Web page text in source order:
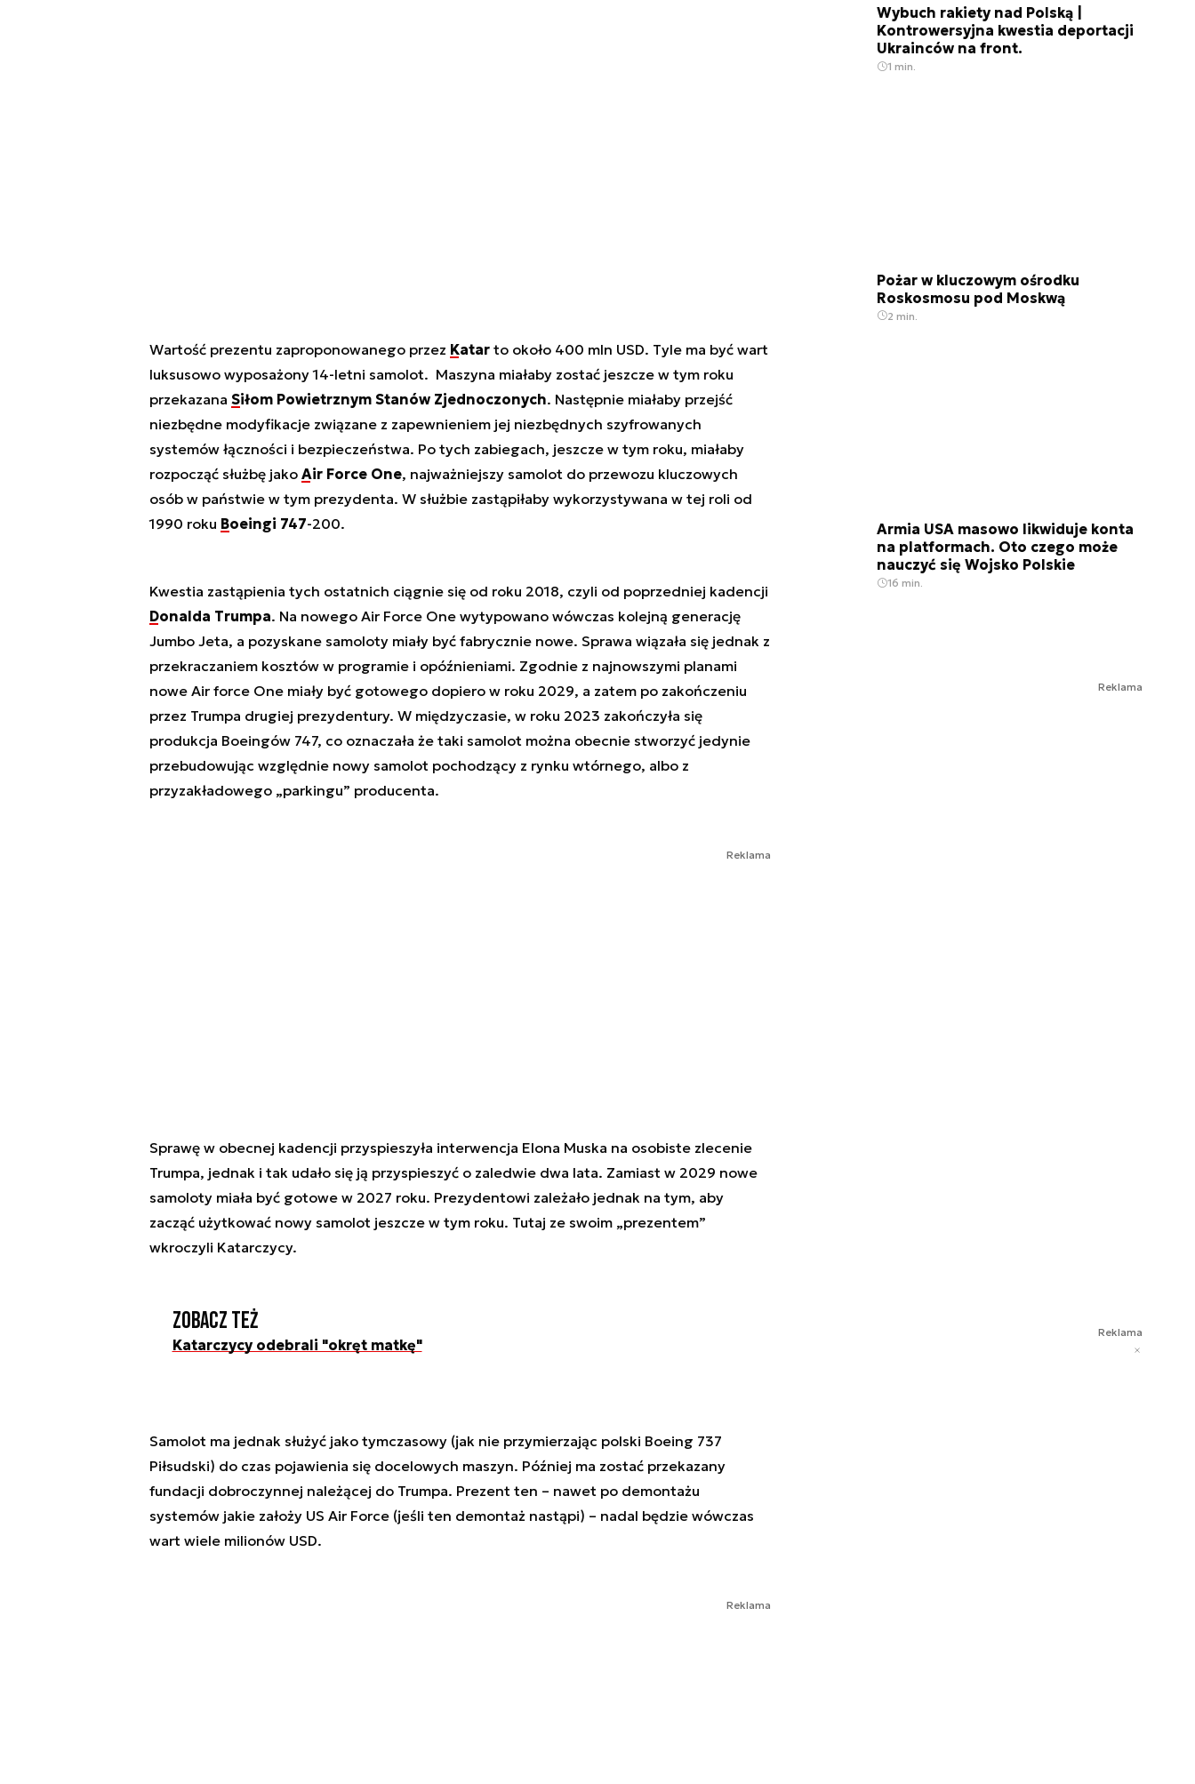
Wartość prezentu zaproponowanego przez Katar to około 400 mln USD. Tyle ma być wart
luksusowo wyposażony 14-letni samolot. Maszyna miałaby zostać jeszcze w tym roku
przekazana Siłom Powietrznym Stanów Zjednoczonych. Następnie miałaby przejść
niezbędne modyfikacje związane z zapewnieniem jej niezbędnych szyfrowanych
systemów łączności i bezpieczeństwa. Po tych zabiegach, jeszcze w tym roku, miałaby
rozpocząć służbę jako Air Force One, najważniejszy samolot do przewozu kluczowych
osób w państwie w tym prezydenta. W służbie zastąpiłaby wykorzystywana w tej roli od
1990 roku Boeingi 747-200.
Kwestia zastąpienia tych ostatnich ciągnie się od roku 2018, czyli od poprzedniej kadencji
Donalda Trumpa. Na nowego Air Force One wytypowano wówczas kolejną generację
Jumbo Jeta, a pozyskane samoloty miały być fabrycznie nowe. Sprawa wiązała się jednak z
przekraczaniem kosztów w programie i opóźnieniami. Zgodnie z najnowszymi planami
nowe Air force One miały być gotowego dopiero w roku 2029, a zatem po zakończeniu
przez Trumpa drugiej prezydentury. W międzyczasie, w roku 2023 zakończyła się
produkcja Boeingów 747, co oznaczała że taki samolot można obecnie stworzyć jedynie
przebudowując względnie nowy samolot pochodzący z rynku wtórnego, albo z
przyzakładowego „parkingu” producenta.
Reklama
Sprawę w obecnej kadencji przyspieszyła interwencja Elona Muska na osobiste zlecenie
Trumpa, jednak i tak udało się ją przyspieszyć o zaledwie dwa lata. Zamiast w 2029 nowe
samoloty miała być gotowe w 2027 roku. Prezydentowi zależało jednak na tym, aby
zacząć użytkować nowy samolot jeszcze w tym roku. Tutaj ze swoim „prezentem”
wkroczyli Katarczycy.
Zobacz też
Katarczycy odebrali "okręt matkę"
Samolot ma jednak służyć jako tymczasowy (jak nie przymierzając polski Boeing 737
Piłsudski) do czas pojawienia się docelowych maszyn. Później ma zostać przekazany
fundacji dobroczynnej należącej do Trumpa. Prezent ten – nawet po demontażu
systemów jakie założy US Air Force (jeśli ten demontaż nastąpi) – nadal będzie wówczas
wart wiele milionów USD.
Reklama
Wybuch rakiety nad Polską |
Kontrowersyjna kwestia deportacji
Ukrainców na front.
1 min.
Pożar w kluczowym ośrodku
Roskosmosu pod Moskwą
2 min.
Armia USA masowo likwiduje konta
na platformach. Oto czego może
nauczyć się Wojsko Polskie
16 min.
Reklama
Reklama